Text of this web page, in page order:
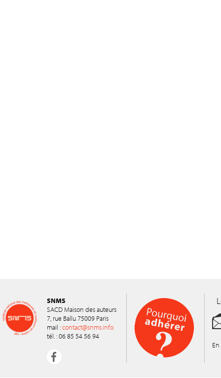
SNMS
SACD Maison des auteurs
7, rue Ballu 75009 Paris
mail :contact@snms.info
tél. : 06 85 54 56 94